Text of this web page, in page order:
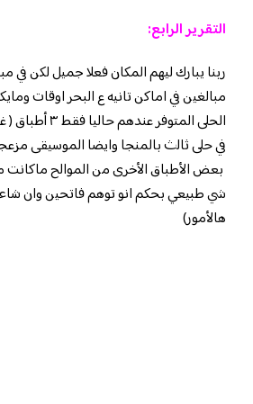
التقرير الرابع:
ربنا يبارك ليهم المكان فعلا جميل لكن في
مبالغين في اماكن تانيه ع البحر اوقات
الحلى المتوفر
في حلى ثالث بالمنجا وايضا الموسيقى
بعض الأطباق الأخرى من الموالح ماكانت
شي طبيعي بحكم انو توهم فاتحين وان
هالأمور)